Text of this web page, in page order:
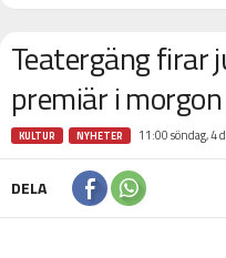
Teatergäng firar
premiär i
KULTUR NYHETER 11:00 söndag, 4
DELA